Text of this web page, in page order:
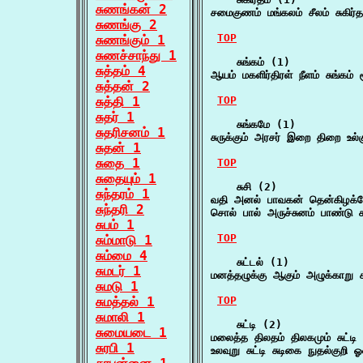
சுணங்கன் 2
சுணங்கு 2
சுணங்கும் 1
சுணச்சாந்து 1
சுத்தம் 4
சுத்தன் 2
சுத்தி 1
சுதர் 1
சுதரிசனம் 1
சுதன் 1
சுதை 1
சுதையும் 1
சுந்தரம் 1
சுந்தரி 2
சுபம் 1
சும்மாடு 1
சும்மை 4
சுமடர் 1
சுமடு 1
சுமத்தல் 1
சுமாலி 1
சுமையடை 1
சுரபி 1
சமைகுணம் மங்கலம் சீலம்
TOP
    சுங்கம் (1)
ஆயம் மகளிர்திரள் நீளம் சுங்கம்
TOP
    சுங்கமே (1)
சுருக்கும் அரசர் இறை திறை
TOP
    சுசி (2)
வதி அனல் பாவகன்
சொல் பால் அருச்சுனம்
TOP
    சுட்டல் (1)
மனத்தழுக்கு ஆகும் அழுக்காறு
TOP
    சுட்டி (2)
மலைத்த திலதம் திலகமும்
உலவுறு சுட்டி சுடிகை